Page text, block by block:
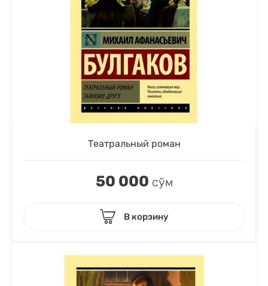
Театральный роман
50 000 сўм
В корзину